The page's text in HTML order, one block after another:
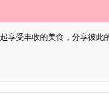
享受丰收的美食，分享彼此